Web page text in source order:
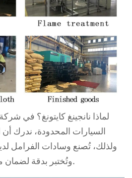
لماذا نانجينغ كايتونغ؟ في
السيارات المحدودة، ندرك أن
ولذلك، تُصنع وسادات الفرامل
وتُختبر بدقة لضمان مطابقتها للمعايير الدولية.